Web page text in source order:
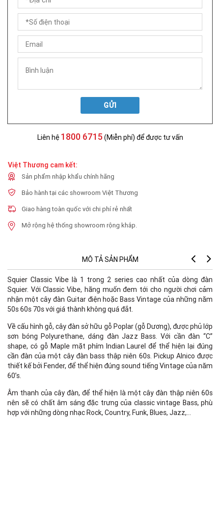
GỬI
Liên hệ 1800 6715 (Miễn phí) để được tư vấn
Việt Thương cam kết:
Sản phẩm nhập khẩu chính hãng
Bảo hành tại các showroom Việt Thương
Giao hàng toàn quốc với chi phí rẻ nhất
Mở rộng hệ thống showroom rộng khắp.
MÔ TẢ SẢN PHẨM
Squier Classic Vibe là 1 trong 2 series cao nhất của dòng đàn
Squier. Với Classic Vibe, hãng muốn đem tới cho người chơi cảm
nhận một cây đàn Guitar điện hoặc Bass Vintage của những năm
50s 60s 70s với giá thành không quá đắt.
Về cấu hình gỗ, cây đàn sở hữu gỗ Poplar (gỗ Dương), được phủ lớp
sơn bóng Polyurethane, dáng đàn Jazz Bass. Với cần đàn “C”
shape, có gỗ Maple mặt phím Indian Laurel để thể hiện lại đúng
cần đàn của một cây đàn bass thập niên 60s. Pickup Alnico được
thiết kế bởi Fender, để thể hiện đúng sound tiếng Vintage của năm
60’s.
Âm thanh của cây đàn, để thể hiện là một cây đàn thập niên 60s
nên sẽ có chất âm sáng đặc trưng của classic vintage Bass, phù
hợp với những dòng nhạc Rock, Country, Funk, Blues, Jazz,…